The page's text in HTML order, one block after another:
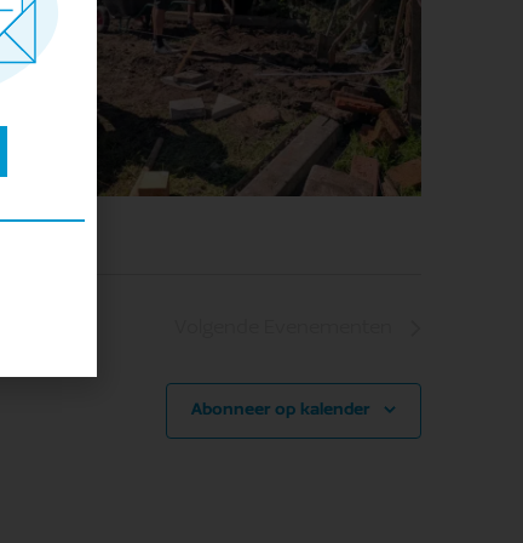
Abonneer op kalender